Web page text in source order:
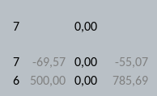
7 0,00
7 -69,57 0,00
-55,07
6 500,00 0,00 785,69